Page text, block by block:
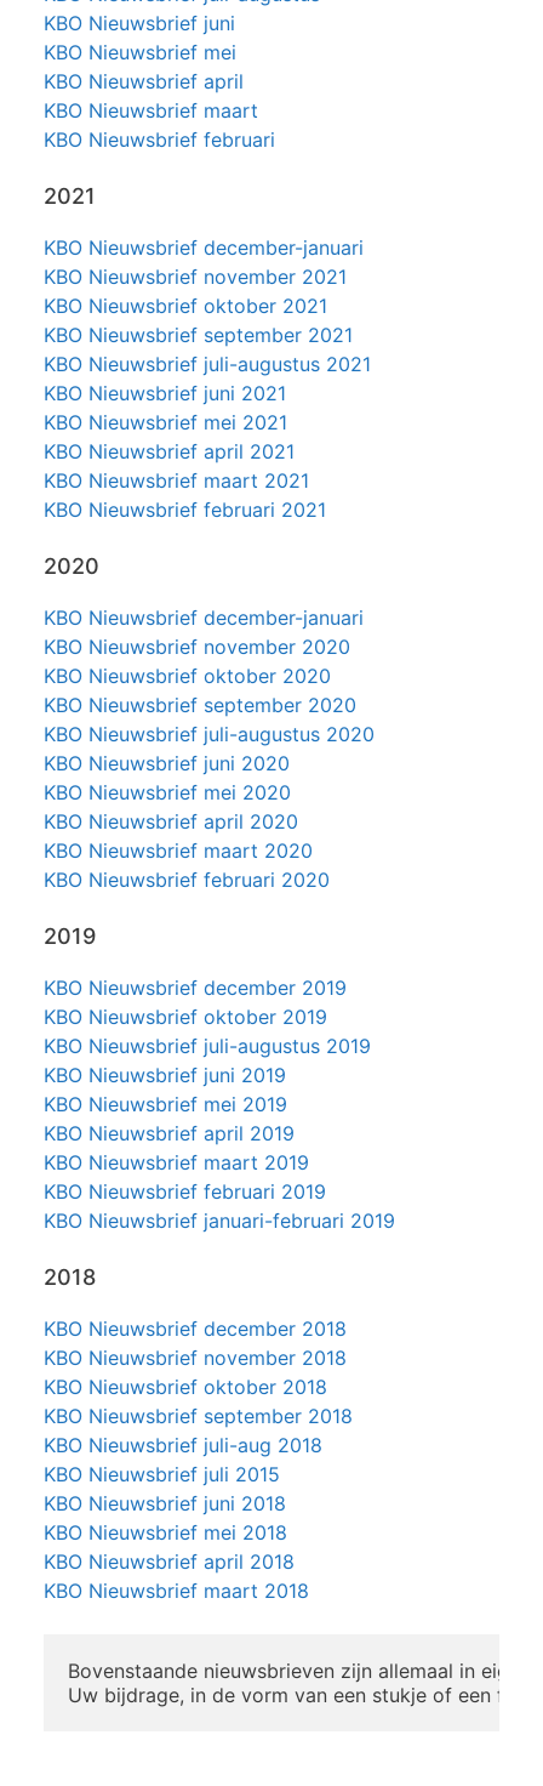
KBO Nieuwsbrief juni
KBO Nieuwsbrief mei
KBO Nieuwsbrief april
KBO Nieuwsbrief maart
KBO Nieuwsbrief februari
2021
KBO Nieuwsbrief december-januari
KBO Nieuwsbrief november 2021
KBO Nieuwsbrief oktober 2021
KBO Nieuwsbrief september 2021
KBO Nieuwsbrief juli-augustus 2021
KBO Nieuwsbrief juni 2021
KBO Nieuwsbrief mei 2021
KBO Nieuwsbrief april 2021
KBO Nieuwsbrief maart 2021
KBO Nieuwsbrief februari 2021
2020
KBO Nieuwsbrief december-januari
KBO Nieuwsbrief november 2020
KBO Nieuwsbrief oktober 2020
KBO Nieuwsbrief september 2020
KBO Nieuwsbrief juli-augustus 2020
KBO Nieuwsbrief juni 2020
KBO Nieuwsbrief mei 2020
KBO Nieuwsbrief april 2020
KBO Nieuwsbrief maart 2020
KBO Nieuwsbrief februari 2020
2019
KBO Nieuwsbrief december 2019
KBO Nieuwsbrief oktober 2019
KBO Nieuwsbrief juli-augustus 2019
KBO Nieuwsbrief juni 2019
KBO Nieuwsbrief mei 2019
KBO Nieuwsbrief april 2019
KBO Nieuwsbrief maart 2019
KBO Nieuwsbrief februari 2019
KBO Nieuwsbrief januari-februari 2019
2018
KBO Nieuwsbrief december 2018
KBO Nieuwsbrief november 2018
KBO Nieuwsbrief oktober 2018
KBO Nieuwsbrief september 2018
KBO Nieuwsbrief juli-aug 2018
KBO Nieuwsbrief juli 2015
KBO Nieuwsbrief juni 2018
KBO Nieuwsbrief mei 2018
KBO Nieuwsbrief april 2018
KBO Nieuwsbrief maart 2018
Bovenstaande nieuwsbrieven zijn allemaal in
Uw bijdrage, in de vorm van een stukje of een